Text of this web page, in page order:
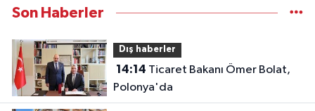
Son Haberler
Dış haberler
14:14
Polonya'da